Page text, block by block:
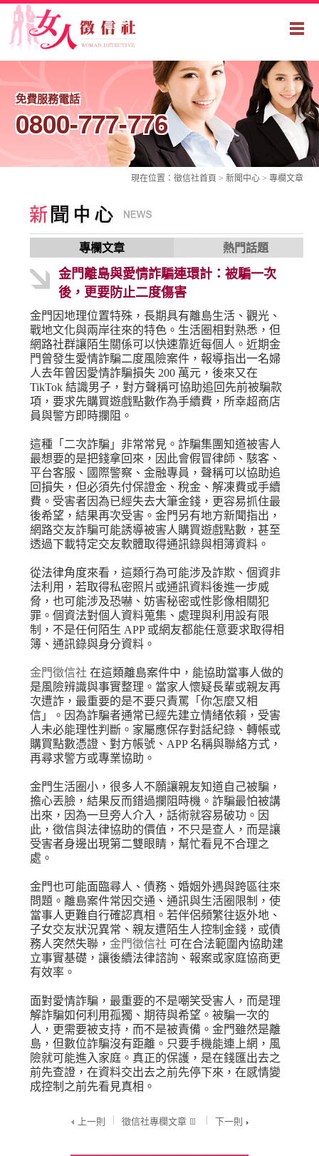
免費服務電話
0800-777-776
現在位置： 徵信社首頁 > 新聞中心 > 專欄文章
專欄文章 熱門話題
金門離島與愛情詐騙連環計：被騙一次
後，更要防止二度傷害
金門因地理位置特殊，長期具有離島生活、觀光、
戰地文化與兩岸往來的特色。生活圈相對熟悉，但
網路社群讓陌生關係可以快速靠近每個人。近期金
門曾發生愛情詐騙二度風險案件，報導指出一名婦
人去年曾因愛情詐騙損失 200 萬元，後來又在
TikTok 結識男子，對方聲稱可協助追回先前被騙款
項，要求先購買遊戲點數作為手續費，所幸超商店
員與警方即時攔阻。
這種「二次詐騙」非常常見。詐騙集團知道被害人
最想要的是把錢拿回來，因此會假冒律師、駭客、
平台客服、國際警察、金融專員，聲稱可以協助追
回損失，但必須先付保證金、稅金、解凍費或手續
費。受害者因為已經失去大筆金錢，更容易抓住最
後希望，結果再次受害。金門另有地方新聞指出，
網路交友詐騙可能誘導被害人購買遊戲點數，甚至
透過下載特定交友軟體取得通訊錄與相簿資料。
從法律角度來看，這類行為可能涉及詐欺、個資非
法利用，若取得私密照片或通訊資料後進一步威
脅，也可能涉及恐嚇、妨害秘密或性影像相關犯
罪。個資法對個人資料蒐集、處理與利用設有限
制，不是任何陌生 APP 或網友都能任意要求取得相
簿、通訊錄與身分資料。
金門徵信社 在這類離島案件中，能協助當事人做的
是風險辨識與事實整理。當家人懷疑長輩或親友再
次遭詐，最重要的是不要只責罵「你怎麼又相
信」。因為詐騙者通常已經先建立情緒依賴，受害
人未必能理性判斷。家屬應保存對話紀錄、轉帳或
購買點數憑證、對方帳號、APP 名稱與聯絡方式，
再尋求警方或專業協助。
金門生活圈小，很多人不願讓親友知道自己被騙，
擔心丟臉，結果反而錯過攔阻時機。詐騙最怕被講
出來，因為一旦旁人介入，話術就容易破功。因
此，徵信與法律協助的價值，不只是查人，而是讓
受害者身邊出現第二雙眼睛，幫忙看見不合理之
處。
金門也可能面臨尋人、債務、婚姻外遇與跨區往來
問題。離島案件常因交通、通訊與生活圈限制，使
當事人更難自行確認真相。若伴侶頻繁往返外地、
子女交友狀況異常、親友遭陌生人控制金錢，或債
務人突然失聯，金門徵信社 可在合法範圍內協助建
立事實基礎，讓後續法律諮詢、報案或家庭協商更
有效率。
面對愛情詐騙，最重要的不是嘲笑受害人，而是理
解詐騙如何利用孤獨、期待與希望。被騙一次的
人，更需要被支持，而不是被責備。金門雖然是離
島，但數位詐騙沒有距離。只要手機能連上網，風
險就可能進入家庭。真正的保護，是在錢匯出去之
前先查證，在資料交出去之前先停下來，在感情變
成控制之前先看見真相。
上一則 徵信社專欄文章 下一則